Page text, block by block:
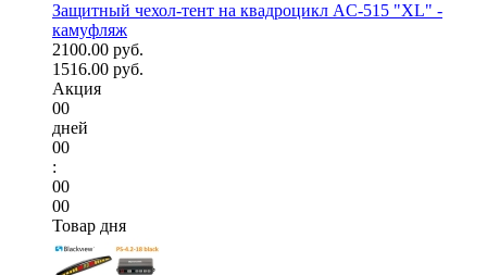
Защитный чехол-тент на квадроцикл AC-515 "XL" -
камуфляж
2100.00 руб.
1516.00 руб.
Акция
00
дней
00
:
00
00
Товар дня